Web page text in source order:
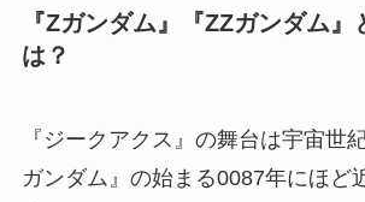
『Zガンダム』『ZZガンダム』
は？
『ジークアクス』の舞台は宇宙
ガンダム』の始まる0087年にほど